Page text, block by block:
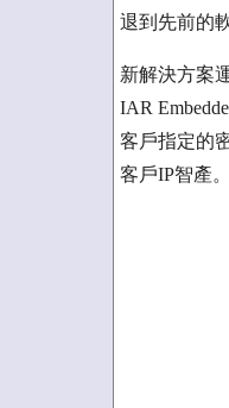
退到先前的
新解決方案
IAR
客戶指定的
客戶IP智產。